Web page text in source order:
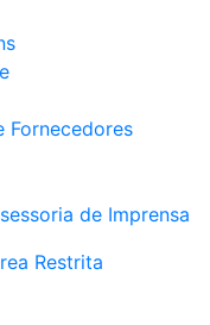
Fornecedores
de Imprensa
Restrita